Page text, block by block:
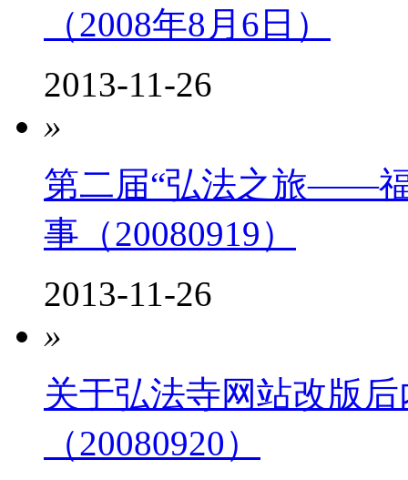
（2008年8月6日）
2013-11-26
»
第二届“弘法之旅——
事（20080919）
2013-11-26
»
关于弘法寺网站改版
（20080920）